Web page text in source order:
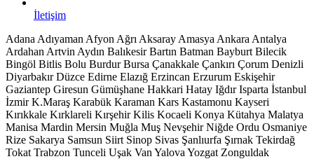
İletişim
Adana Adıyaman Afyon Ağrı Aksaray Amasya Ankara Antalya
Ardahan Artvin Aydın Balıkesir Bartın Batman Bayburt Bilecik
Bingöl Bitlis Bolu Burdur Bursa Çanakkale Çankırı Çorum Denizli
Diyarbakır Düzce Edirne Elazığ Erzincan Erzurum Eskişehir
Gaziantep Giresun Gümüşhane Hakkari Hatay Iğdır Isparta İstanbul
İzmir K.Maraş Karabük Karaman Kars Kastamonu Kayseri
Kırıkkale Kırklareli Kırşehir Kilis Kocaeli Konya Kütahya Malatya
Manisa Mardin Mersin Muğla Muş Nevşehir Niğde Ordu Osmaniye
Rize Sakarya Samsun Siirt Sinop Sivas Şanlıurfa Şırnak Tekirdağ
Tokat Trabzon Tunceli Uşak Van Yalova Yozgat Zonguldak